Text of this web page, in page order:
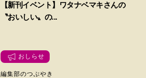
【新刊イベント】ワタナベマキさんの
〝おいしい〟の...
おしらせ
編集部のつぶやき